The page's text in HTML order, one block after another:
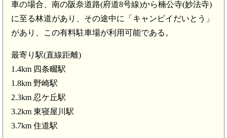
車の場合、南の阪奈道路(府道8号線)から楠公寺(妙法寺)
に至る林道があり、その途中に「キャンピイだいとう」
があり、この有料駐車場が利用可能である。
最寄り駅(直線距離)
1.4km 四条畷駅
1.8km 野崎駅
2.3km 忍ケ丘駅
3.2km 東寝屋川駅
3.7km 住道駅